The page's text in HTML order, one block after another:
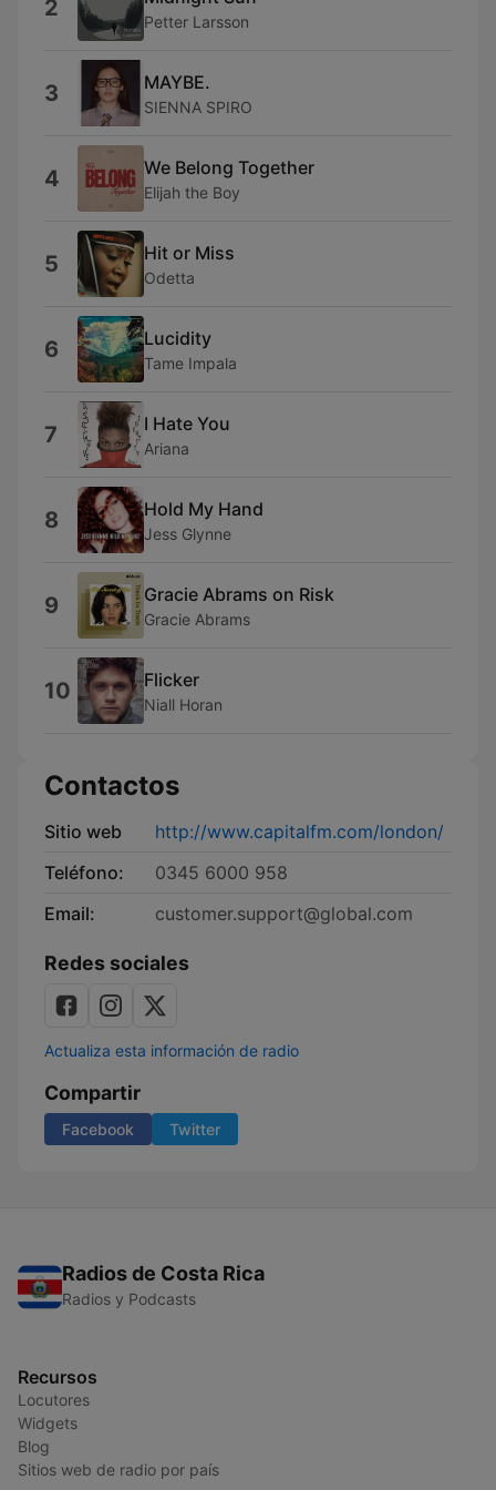
2 Petter Larsson
3 MAYBE.
SIENNA SPIRO
4 We Belong Together
Elijah the Boy
5 Hit or Miss
Odetta
6 Lucidity
Tame Impala
7 I Hate You
Ariana
8 Hold My Hand
Jess Glynne
9 Gracie Abrams on Risk
Gracie Abrams
10 Flicker
Niall Horan
Contactos
Sitio web
http://www.capitalfm.com/london/
Teléfono:
0345 6000 958
Email:
customer.support@global.com
Redes sociales
Actualiza esta información de radio
Compartir
Facebook Twitter
Radios de Costa Rica
Radios y Podcasts
Recursos
Locutores
Widgets
Blog
Sitios web de radio por país